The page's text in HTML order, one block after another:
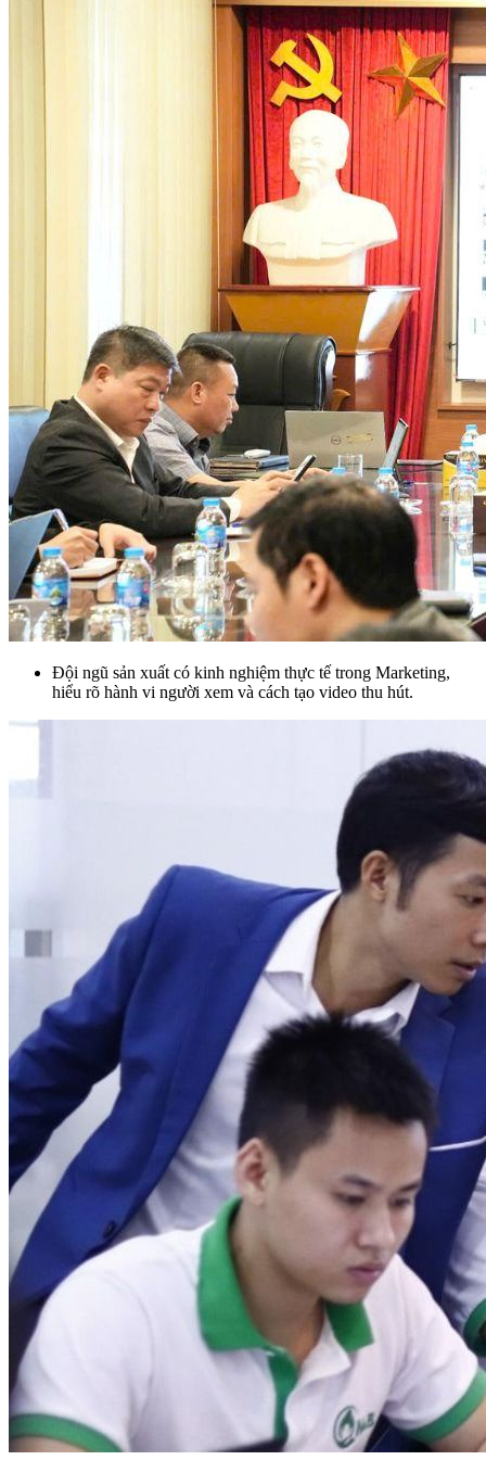
Đội ngũ sản xuất có kinh nghiệm thực tế trong Marketing,
hiểu rõ hành vi người xem và cách tạo video thu hút.